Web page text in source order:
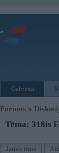
Galvenā
Forums »
Tēma: 318is
Jauna tēma